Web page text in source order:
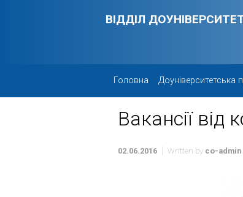
ВІДДІЛ
Головна Доуніверситетська
Вакансії від
02.06.2016 Written by co-admin